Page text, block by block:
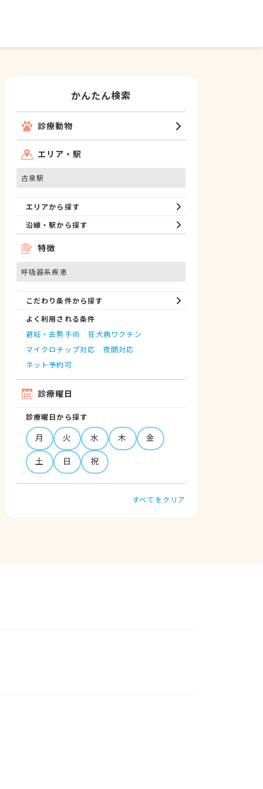
かんたん検索
診療動物
エリア・駅
古泉駅
エリアから探す
沿線・駅から探す
特徴
呼吸器系疾患
こだわり条件から探す
よく利用される条件
避妊・去勢手術
狂犬病ワクチン
マイクロチップ対応
夜間対応
ネット予約可
診療曜日
診療曜日から探す
月 火 水 木
金
土
日 祝
すべてをクリア